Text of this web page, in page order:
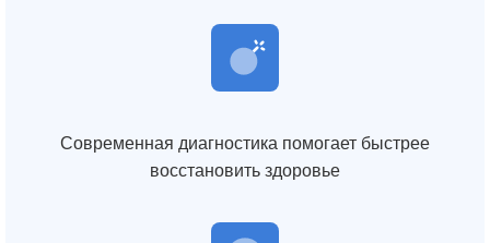
Современная диагностика помогает быстрее
восстановить здоровье